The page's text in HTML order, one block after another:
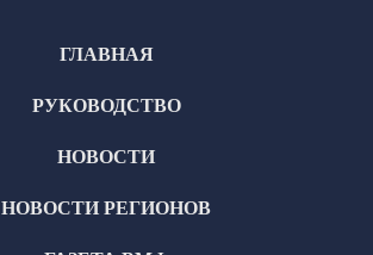
ГЛАВНАЯ
РУКОВОДСТВО
НОВОСТИ
НОВОСТИ РЕГИОНОВ